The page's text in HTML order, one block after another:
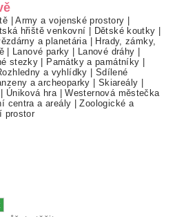
|Army a vojenské prostory
hřiště venkovní Dětské koutky
a planetária|
Hrady, zámky,
| Lanové parky Lanové dráhy
stezky Památky a památníky
a vyhlídky
Sdílené
a archeoparky Skiareály
Úniková hra|Westernová městečka
centra a areály |Zoologické a
prostor